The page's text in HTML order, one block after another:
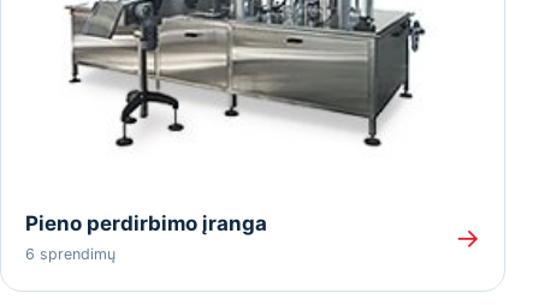
Pieno perdirbimo įranga
6 sprendimų
→